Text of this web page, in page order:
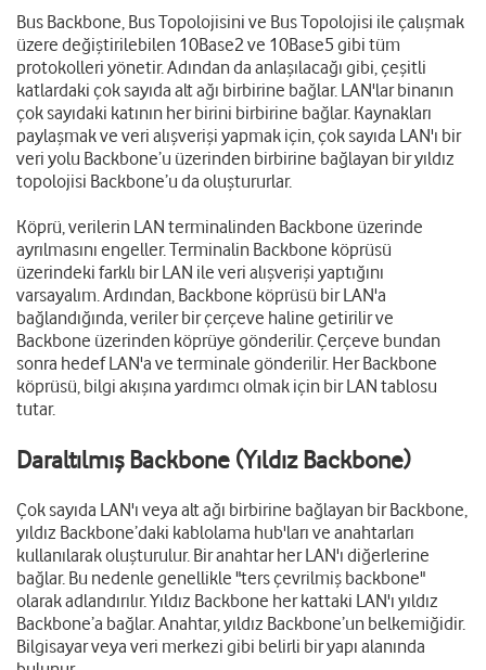
Bus Backbone, Bus Topolojisini ve Bus Topolojisi ile çalışmak
üzere değiştirilebilen 10Base2 ve 10Base5 gibi tüm
protokolleri yönetir. Adından da anlaşılacağı gibi, çeşitli
katlardaki çok sayıda alt ağı birbirine bağlar. LAN'lar binanın
çok sayıdaki katının her birini birbirine bağlar. Kaynakları
paylaşmak ve veri alışverişi yapmak için, çok sayıda LAN'ı bir
veri yolu Backbone’u üzerinden birbirine bağlayan bir yıldız
topolojisi Backbone’u da oluştururlar.
Köprü, verilerin LAN terminalinden Backbone üzerinde
ayrılmasını engeller. Terminalin Backbone köprüsü
üzerindeki farklı bir LAN ile veri alışverişi yaptığını
varsayalım. Ardından, Backbone köprüsü bir LAN'a
bağlandığında, veriler bir çerçeve haline getirilir ve
Backbone üzerinden köprüye gönderilir. Çerçeve bundan
sonra hedef LAN'a ve terminale gönderilir. Her Backbone
köprüsü, bilgi akışına yardımcı olmak için bir LAN tablosu
tutar.
Daraltılmış Backbone (Yıldız Backbone)
Çok sayıda LAN'ı veya alt ağı birbirine bağlayan bir Backbone,
yıldız Backbone’daki kablolama hub'ları ve anahtarları
kullanılarak oluşturulur. Bir anahtar her LAN'ı diğerlerine
bağlar. Bu nedenle genellikle "ters çevrilmiş backbone"
olarak adlandırılır. Yıldız Backbone her kattaki LAN'ı yıldız
Backbone’a bağlar. Anahtar, yıldız Backbone’un belkemiğidir.
Bilgisayar veya veri merkezi gibi belirli bir yapı alanında